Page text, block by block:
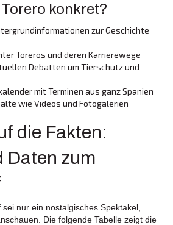
konkret?
zur Geschichte
Toreros und deren Karrierewege
Debatten um Tierschutz und
mit Terminen aus ganz Spanien
wie Videos und Fotogalerien
die Fakten:
Daten zum
nur ein nostalgisches Spektakel,
Die folgende Tabelle zeigt die